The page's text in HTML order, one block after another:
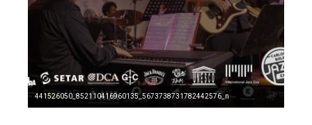
441526050_852110416960135_5673738731782442576_n